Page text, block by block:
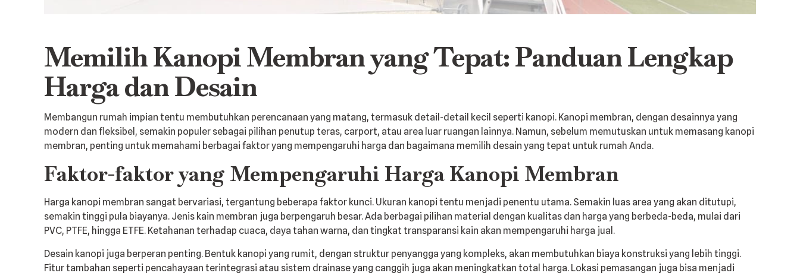
Memilih Kanopi Membran yang Tepat: Panduan Lengkap
Harga dan Desain
Membangun rumah impian tentu membutuhkan perencanaan yang matang, termasuk detail-detail kecil seperti kanopi. Kanopi membran, dengan desainnya yang
modern dan fleksibel, semakin populer sebagai pilihan penutup teras, carport, atau area luar ruangan lainnya. Namun, sebelum memutuskan untuk memasang kanopi
membran, penting untuk memahami berbagai faktor yang mempengaruhi harga dan bagaimana memilih desain yang tepat untuk rumah Anda.
Faktor-faktor yang Mempengaruhi Harga Kanopi Membran
Harga kanopi membran sangat bervariasi, tergantung beberapa faktor kunci. Ukuran kanopi tentu menjadi penentu utama. Semakin luas area yang akan ditutupi,
semakin tinggi pula biayanya. Jenis kain membran juga berpengaruh besar. Ada berbagai pilihan material dengan kualitas dan harga yang berbeda-beda, mulai dari
PVC, PTFE, hingga ETFE. Ketahanan terhadap cuaca, daya tahan warna, dan tingkat transparansi kain akan mempengaruhi harga jual.
Desain kanopi juga berperan penting. Bentuk kanopi yang rumit, dengan struktur penyangga yang kompleks, akan membutuhkan biaya konstruksi yang lebih tinggi.
Fitur tambahan seperti pencahayaan terintegrasi atau sistem drainase yang canggih juga akan meningkatkan total harga. Lokasi pemasangan juga bisa menjadi